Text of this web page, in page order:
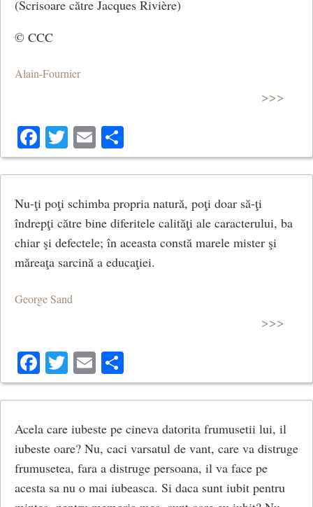
(Scrisoare către Jacques Rivière)
© CCC
Alain-Fournier
>>>
Facebook
Twitter
Email
Nu-ţi poţi schimba propria natură, poţi doar să-ţi
îndrepţi către bine diferitele calităţi ale caracterului, ba
chiar şi defectele; în aceasta constă marele mister şi
măreaţa sarcină a educaţiei.
George Sand
>>>
Facebook
Twitter
Email
Acela care iubeste pe cineva datorita frumusetii lui, il
iubeste oare? Nu, caci varsatul de vant, care va distruge
frumusetea, fara a distruge persoana, il va face pe
acesta sa nu o mai iubeasca. Si daca sunt iubit pentru